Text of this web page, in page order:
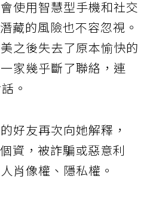
使用智慧型手機和社交
藏的風險也不容忽視。
之後失去了原本愉快的
家幾乎斷了聯絡，連
。
好友再次向她解釋，
資，被詐騙或惡意利
肖像權、隱私權。